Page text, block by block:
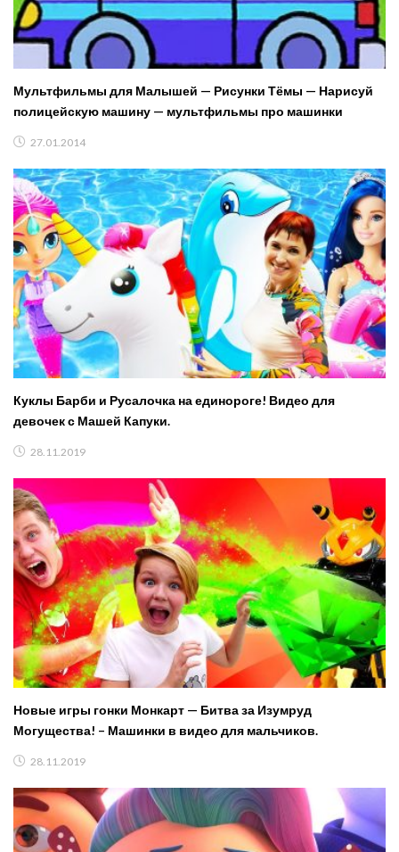
Мультфильмы для Малышей — Рисунки Тёмы — Нарисуй
полицейскую машину — мультфильмы про машинки
27.01.2014
Куклы Барби и Русалочка на единороге! Видео для
девочек с Машей Капуки.
28.11.2019
Новые игры гонки Монкарт — Битва за Изумруд
Могущества! – Машинки в видео для мальчиков.
28.11.2019